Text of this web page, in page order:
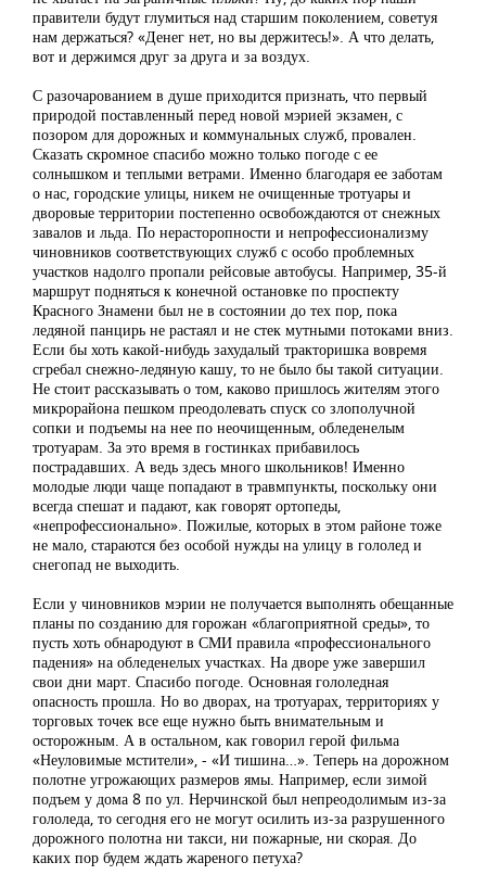
правители будут глумиться над старшим поколением, советуя
нам держаться? «Денег нет, но вы держитесь!». А что делать,
вот и держимся друг за друга и за воздух.
С разочарованием в душе приходится признать, что первый
природой поставленный перед новой мэрией экзамен, с
позором для дорожных и коммунальных служб, провален.
Сказать скромное спасибо можно только погоде с ее
солнышком и теплыми ветрами. Именно благодаря ее заботам
о нас, городские улицы, никем не очищенные тротуары и
дворовые территории постепенно освобождаются от снежных
завалов и льда. По нерасторопности и непрофессионализму
чиновников соответствующих служб с особо проблемных
участков надолго пропали рейсовые автобусы. Например, 35-й
маршрут подняться к конечной остановке по проспекту
Красного Знамени был не в состоянии до тех пор, пока
ледяной панцирь не растаял и не стек мутными потоками вниз.
Если бы хоть какой-нибудь захудалый тракторишка вовремя
сгребал снежно-ледяную кашу, то не было бы такой ситуации.
Не стоит рассказывать о том, каково пришлось жителям этого
микрорайона пешком преодолевать спуск со злополучной
сопки и подъемы на нее по неочищенным, обледенелым
тротуарам. За это время в гостинках прибавилось
пострадавших. А ведь здесь много школьников! Именно
молодые люди чаще попадают в травмпункты, поскольку они
всегда спешат и падают, как говорят ортопеды,
«непрофессионально». Пожилые, которых в этом районе тоже
не мало, стараются без особой нужды на улицу в гололед и
снегопад не выходить.
Если у чиновников мэрии не получается выполнять обещанные
планы по созданию для горожан «благоприятной среды», то
пусть хоть обнародуют в СМИ правила «профессионального
падения» на обледенелых участках. На дворе уже завершил
свои дни март. Спасибо погоде. Основная гололедная
опасность прошла. Но во дворах, на тротуарах, территориях у
торговых точек все еще нужно быть внимательным и
осторожным. А в остальном, как говорил герой фильма
«Неуловимые мстители», - «И тишина…». Теперь на дорожном
полотне угрожающих размеров ямы. Например, если зимой
подъем у дома 8 по ул. Нерчинской был непреодолимым из-за
гололеда, то сегодня его не могут осилить из-за разрушенного
дорожного полотна ни такси, ни пожарные, ни скорая. До
каких пор будем ждать жареного петуха?